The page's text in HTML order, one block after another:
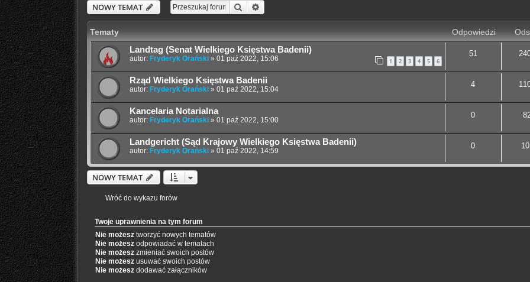
NOWY TEMAT Szukaj
Tematy Odpowiedzi
Landtag (Senat Wielkiego Księstwa Badenii)
autor: Fryderyk Orański» 01 paź 2022, 15:06 1 2 3 4 5 6
51
Rząd Wielkiego Księstwa Badenii
autor: Fryderyk Orański» 01 paź 2022, 15:04
4
Kancelaria Notarialna
autor: Fryderyk Orański» 01 paź 2022, 15:00
0
Landgericht (Sąd Krajowy Wielkiego Księstwa Badenii)
autor: Fryderyk Orański» 01 paź 2022, 14:59
0
NOWY TEMAT
Wróć do wykazu forów
Twoje uprawnienia na tym forum
Nie możesztworzyć nowych tematów
Nie możeszodpowiadać w tematach
Nie możeszzmieniać swoich postów
Nie możeszusuwać swoich postów
Nie możeszdodawać załączników